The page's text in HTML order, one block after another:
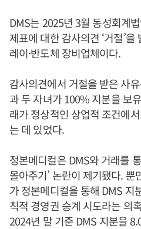
DMS는 2025년 3월 동성회계
제표에 대한 감사의견 ‘거절’
레이·반도체 장비업체이다.
감사의견에서 거절을 받은 사
과 두 자녀가 100% 지분을 보
래가 정상적인 상업적 조건에
는 데 있었다.
정본메디컬은 DMS와 거래를
몰아주기’ 논란이 제기됐다.
가 정본메디컬을 통해 DMS 지
칙적 경영권 승계 시도라는 의
2024년 말 기준 DMS 지분을